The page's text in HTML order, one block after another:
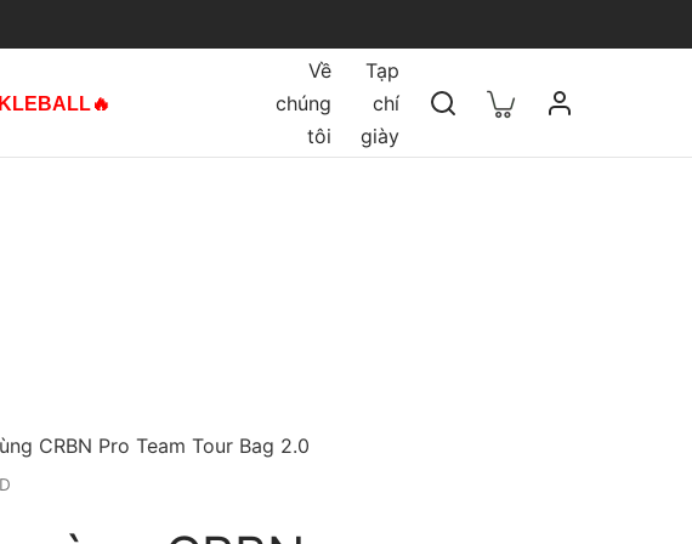
Về
chúng
tôi
Tạp
chí
giày
CRBN Pro Team Tour Bag 2.0